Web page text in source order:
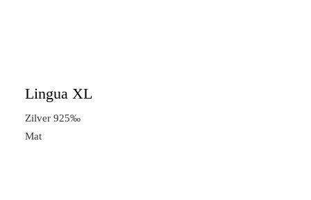
Lingua XL
Zilver 925‰
Mat